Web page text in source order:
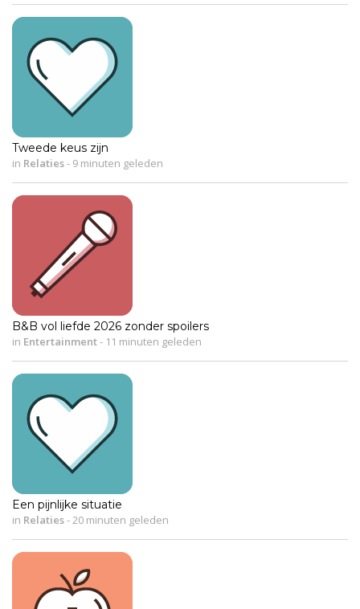
Tweede keus zijn
in Relaties- 9 minuten geleden
B&B vol liefde 2026 zonder spoilers
in Entertainment- 11 minuten geleden
Een pijnlijke situatie
in Relaties-20 minuten geleden